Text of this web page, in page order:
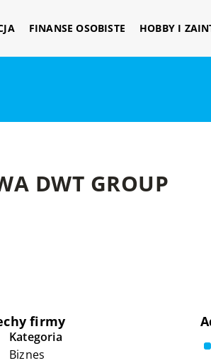
FINANSE OSOBISTE HOBBY I
DWT GROUP
firmy
Kategoria
Biznes